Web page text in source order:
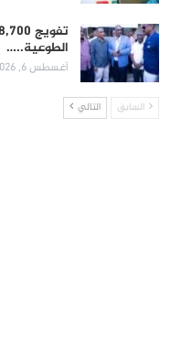
الطوعية..…
أغسطس 6, 2026
السابق التالي